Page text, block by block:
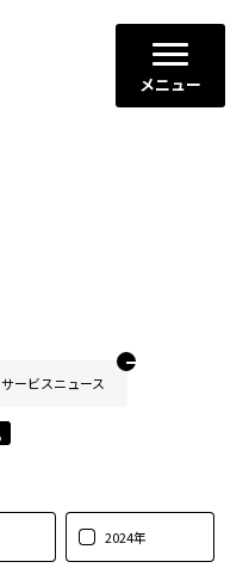
メニュー
サービスニュース
2024年